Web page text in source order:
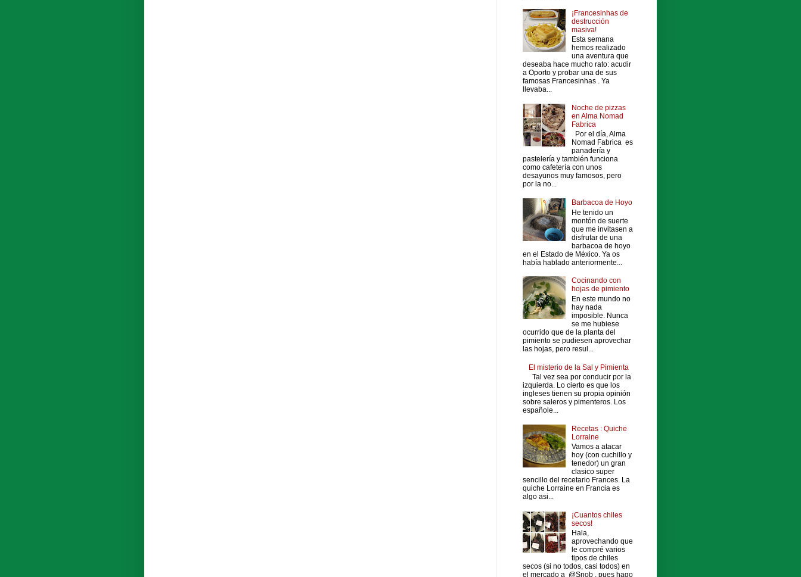
¡Francesinhas de
destrucción
masiva!
Esta semana
hemos realizado
una aventura que
deseaba hace mucho rato: acudir
a Oporto y probar una de sus
famosas Francesinhas . Ya
llevaba...
Noche de pizzas
en Alma Nomad
Fabrica
Por el día, Alma
Nomad Fabrica es
panadería y
pastelería y también funciona
como cafetería con unos
desayunos muy famosos, pero
por la no...
Barbacoa de Hoyo
He tenido un
montón de suerte
que me invitasen a
disfrutar de una
barbacoa de hoyo
en el Estado de México. Ya os
había hablado anteriormente...
Cocinando con
hojas de pimiento
En este mundo no
hay nada
imposible. Nunca
se me hubiese
ocurrido que de la planta del
pimiento se pudiesen aprovechar
las hojas, pero resul...
El misterio de la Sal y Pimienta
Tal vez sea por conducir por la
izquierda. Lo cierto es que los
ingleses tienen su propia opinión
sobre saleros y pimenteros. Los
españole...
Recetas : Quiche
Lorraine
Vamos a atacar
hoy (con cuchillo y
tenedor) un gran
clasico super
sencillo del recetario Frances. La
quiche Lorraine en Francia es
algo asi...
¡Cuantos chiles
secos!
Hala,
aprovechando que
le compré varios
tipos de chiles
secos (si no todos, casi todos) en
el mercado a @Snob , pues hago